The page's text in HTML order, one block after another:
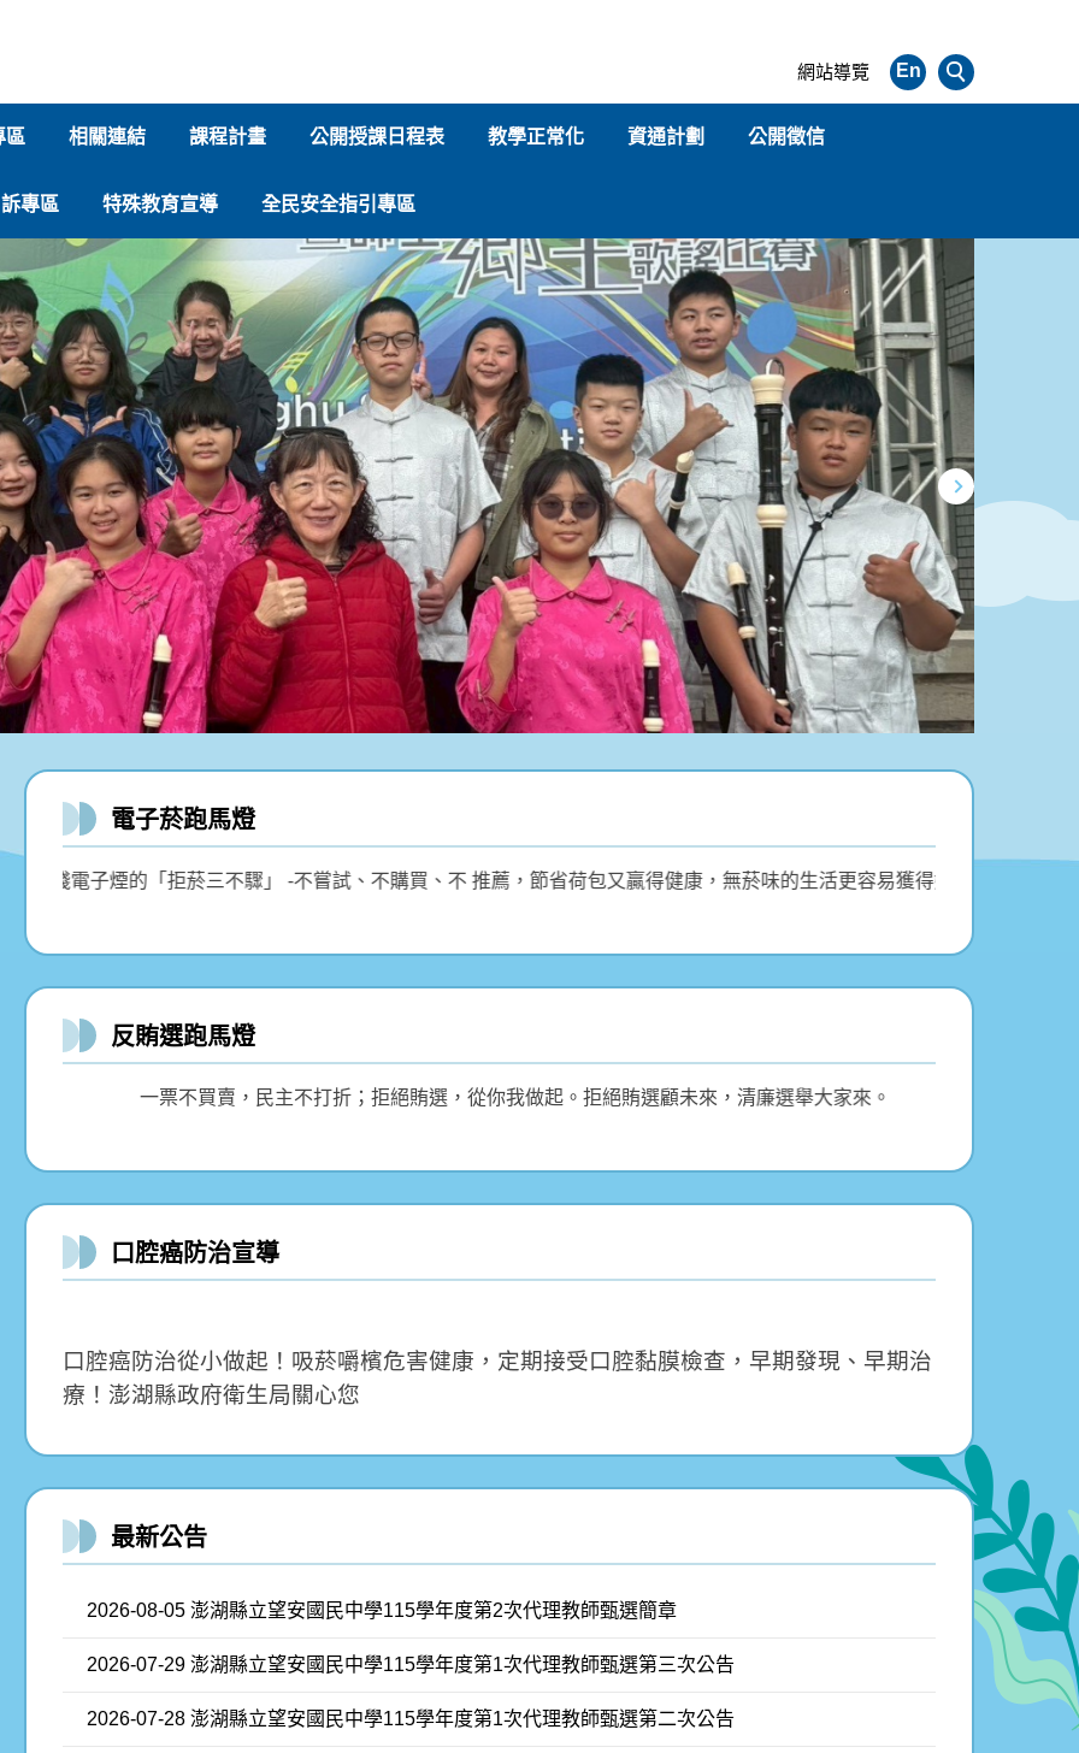
En
網站導覽
區 相關連結 課程計畫 公開授課日程表 教學正常化 資通計劃 公開徵信
專區 特殊教育宣導 全民安全指引專區
電子菸跑馬燈
健康署邀您共同實踐電子煙的「拒菸三不驟」 -不嘗試、不購買、不 推薦，節省荷包又贏得健康，無菸味的生活更容易獲得好
反賄選跑馬燈
一票不買賣，民主不打折；拒絕賄選，從你我做起。拒絕賄選顧未來，清廉選舉大家來。
口腔癌防治宣導
口腔癌防治從小做起！吸菸嚼檳危害健康，定期接受口腔黏膜檢查，早期發現、早期治
療！澎湖縣政府衛生局關心您
最新公告
2026-08-05 澎湖縣立望安國民中學115學年度第2次代理教師甄選簡章
2026-07-29 澎湖縣立望安國民中學115學年度第1次代理教師甄選第三次公告
2026-07-28 澎湖縣立望安國民中學115學年度第1次代理教師甄選第二次公告